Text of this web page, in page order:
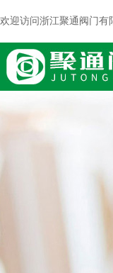
欢迎访问浙江聚通阀门有